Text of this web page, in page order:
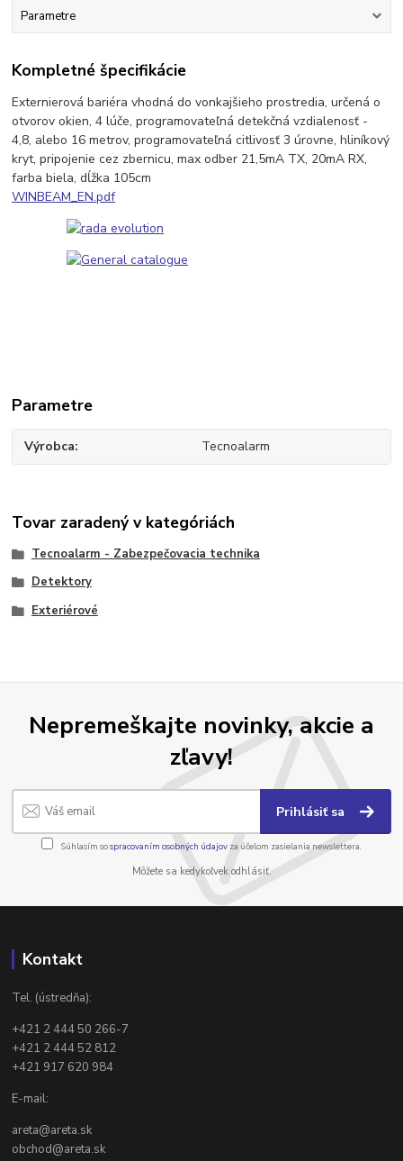
Parametre
Kompletné špecifikácie
Externierová bariéra vhodná do vonkajšieho prostredia, určená o
otvorov okien, 4 lúče, programovateľná detekčná vzdialenosť -
4,8, alebo 16 metrov, programovateľná citlivosť 3 úrovne, hliníkový
kryt, pripojenie cez zbernicu, max odber 21,5mA TX, 20mA RX,
farba biela, dĺžka 105cm
WINBEAM_EN.pdf
Parametre
Výrobca Tecnoalarm
Tovar zaradený v kategóriách
Tecnoalarm - Zabezpečovacia technika
Detektory
Exteriérové
Nepremeškajte novinky, akcie a
zľavy!
Prihlásiť sa
Súhlasím sospracovaním osobných údajov za účelom zasielania newslettera.
Môžete sa kedykoľvek odhlásiť.
Kontakt
Tel. (ústredňa):
+421 2 444 50 266-7
+421 2 444 52 812
+421 917 620 984
E-mail:
areta@areta.sk
obchod@areta.sk